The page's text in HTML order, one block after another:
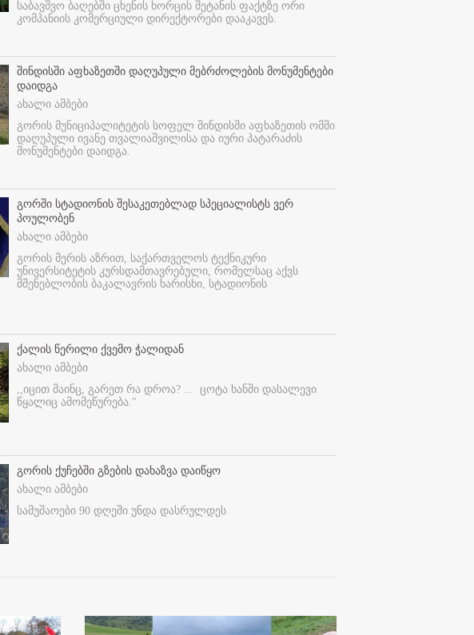
საბავშვო ბაღებში ცხენის ხორცის შეტანის ფაქტზე ორი
კომპანიის კომერციული დირექტორები დააკავეს.
შინდისში აფხაზეთში დაღუპული მებრძოლების მონუმენტები
დაიდგა
ახალი ამბები
გორის მუნიციპალიტეტის სოფელ შინდისში აფხაზეთის ომში
დაღუპული ივანე თვალიაშვილისა და იური პატარაძის
მონუმენტები დაიდგა.
გორში სტადიონის შესაკეთებლად სპეციალისტს ვერ
პოულობენ
ახალი ამბები
გორის მერის აზრით, საქართველოს ტექნიკური
უნივერსიტეტის კურსდამთავრებული, რომელსაც აქვს
მშენებლობის ბაკალავრის ხარისხი, სტადიონის
ქალის წერილი ქვემო ჭალიდან
ახალი ამბები
,,იცით მაინც, გარეთ რა დროა? ... ცოტა ხანში დასალევი
წყალიც ამომეწურება."
გორის ქუჩებში გზების დახაზვა დაიწყო
ახალი ამბები
სამუშაოები 90 დღეში უნდა დასრულდეს